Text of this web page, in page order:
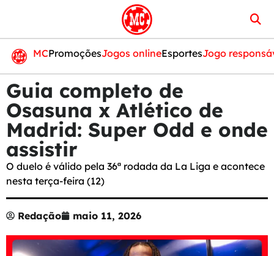
MCPromoçõesJogos onlineEsportesJogo
Guia completo de
Osasuna x Atlético de
Madrid: Super Odd e onde
assistir
O duelo é válido pela 36ª rodada da La Liga e acontece
nesta terça-feira (12)
Redação maio 11, 2026